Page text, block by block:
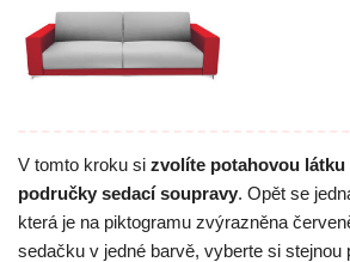
V tomto kroku si zvolíte potahovou látku
područky sedací soupravy. Opět se
která je na piktogramu zvýrazněna
sedačku v jedné barvě, vyberte si stejnou